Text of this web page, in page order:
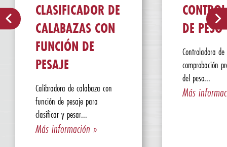
CLASIFICADOR DE
CALABAZAS CON
FUNCIÓN DE
PESAJE
Calibradora de calabaza con
función de pesaje para
clasificar y pesar...
Más información »
DE PESO
Controladora
comprobación
del peso...
Más